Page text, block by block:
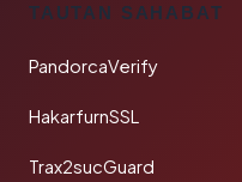
TAUTAN SAHABAT
PandorcaVerify
HakarfurnSSL
Trax2sucGuard